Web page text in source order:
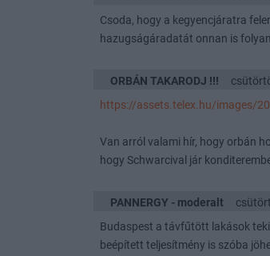
Csoda, hogy a kegyencjáratra
hazugságáradatát onnan is
ORBÁN TAKARODJ !!!
https://assets.telex.hu/images/
Van arról valami hír, hogy orbán
hogy Schwarcival jár
PANNERGY - moderalt
Budaspest a távfűtött lakások
beépített teljesítmény is szóba